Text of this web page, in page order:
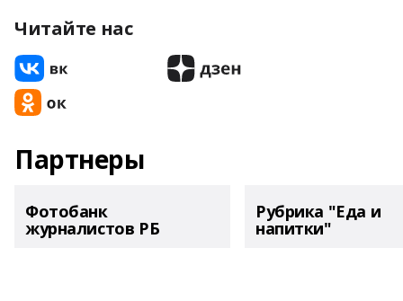
Читайте нас
Партнеры
Фотобанк
журналистов РБ
Рубрика "Еда и
напитки"